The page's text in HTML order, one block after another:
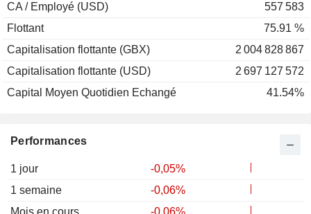
Performances
1 jour
-0,05%
1 semaine
-0,06%
CA / Employé (USD)
557 583
Flottant
75.91 %
Capitalisation flottante (GBX)
2 004 828 867
Capitalisation flottante (USD)
2 697 127 572
Capital Moyen Quotidien Echangé
41.54%